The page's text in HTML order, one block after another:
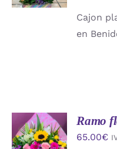
DETALLES
Cajon
en
AÑADIR
AL
CARRITO
Ramo
65.00€